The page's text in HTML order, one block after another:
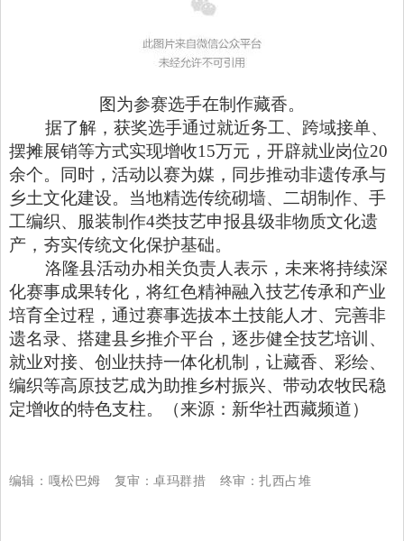
图为参赛选手在制作藏香。
据了解，获奖选手通过就近务工、跨域接单、
摆摊展销等方式实现增收15万元，开辟就业岗位20
余个。同时，活动以赛为媒，同步推动非遗传承与
乡土文化建设。当地精选传统砌墙、二胡制作、手
工编织、服装制作4类技艺申报县级非物质文化遗
产，夯实传统文化保护基础。
洛隆县活动办相关负责人表示，未来将持续深
化赛事成果转化，将红色精神融入技艺传承和产业
培育全过程，通过赛事选拔本土技能人才、完善非
遗名录、搭建县乡推介平台，逐步健全技艺培训、
就业对接、创业扶持一体化机制，让藏香、彩绘、
编织等高原技艺成为助推乡村振兴、带动农牧民稳
定增收的特色支柱。
（来源：新华社西藏频道）
编辑：嘎松巴姆 复审：卓玛群措 终审：扎西占堆